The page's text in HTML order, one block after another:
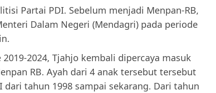
Partai PDI. Sebelum menjadi Menpan-RB,
Dalam Negeri (Mendagri) pada periode
2024, Tjahjo kembali dipercaya masuk
RB. Ayah dari 4 anak tersebut tersebut
tahun 1998 sampai sekarang. Dari tahun